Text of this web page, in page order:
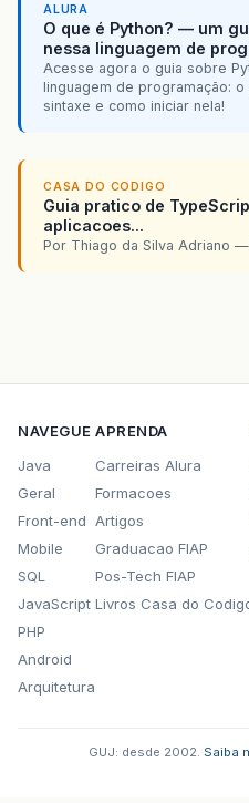
ALURA
O que é Python? — um
nessa linguagem de
Acesse agora o guia sobre
linguagem de programação:
sintaxe e como iniciar nela!
CASA DO CODIGO
Guia pratico de
aplicacoes...
Por Thiago da Silva Adriano
NAVEGUE
Java
Geral
Front-end
Mobile
SQL
JavaScript
PHP
Android
Arquitetura
APRENDA
Carreiras Alura
Formacoes
Artigos
Graduacao FIAP
Pos-Tech FIAP
Livros Casa do
GUJ: desde 2002. Saiba